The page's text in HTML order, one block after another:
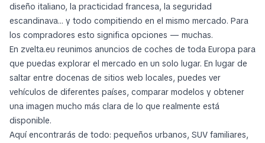
diseño italiano, la practicidad francesa, la seguridad
escandinava… y todo compitiendo en el mismo mercado. Para
los compradores esto significa opciones — muchas.
En zvelta.eu reunimos anuncios de coches de toda Europa para
que puedas explorar el mercado en un solo lugar. En lugar de
saltar entre docenas de sitios web locales, puedes ver
vehículos de diferentes países, comparar modelos y obtener
una imagen mucho más clara de lo que realmente está
disponible.
Aquí encontrarás de todo: pequeños urbanos, SUV familiares,